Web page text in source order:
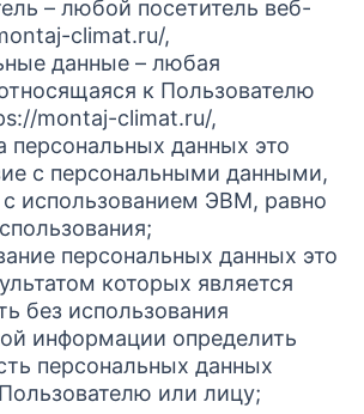
– любой посетитель веб-
climat.ru/,
данные – любая
к Пользователю
montaj-climat.ru/,
персональных данных это
с персональными данными,
использованием ЭВМ, равно
персональных данных это
которых является
без использования
информации определить
персональных данных
или лицу;